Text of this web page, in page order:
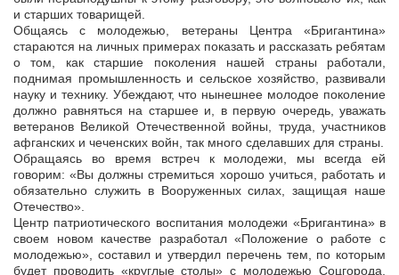
и старших товарищей.
Общаясь с молодежью, ветераны Центра «Бригантина»
стараются на личных примерах показать и рассказать ребятам
о том, как старшие поколения нашей страны работали,
поднимая промышленность и сельское хозяйство, развивали
науку и технику. Убеждают, что нынешнее молодое поколение
должно равняться на старшее и, в первую очередь, уважать
ветеранов Великой Отечественной войны, труда, участников
афганских и чеченских войн, так много сделавших для страны.
Обращаясь во время встреч к молодежи, мы всегда ей
говорим: «Вы должны стремиться хорошо учиться, работать и
обязательно служить в Вооруженных силах, защищая наше
Отечество».
Центр патриотического воспитания молодежи «Бригантина» в
своем новом качестве разработал «Положение о работе с
молодежью», составил и утвердил перечень тем, по которым
будет проводить «круглые столы» с молодежью Соцгорода,